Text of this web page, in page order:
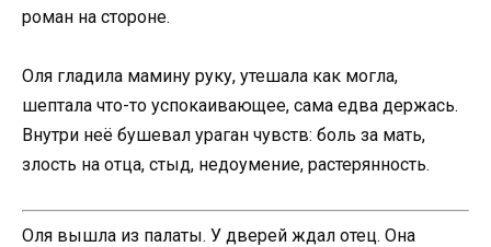
роман на стороне.
Оля гладила мамину руку, утешала как могла,
шептала что-то успокаивающее, сама едва держась.
Внутри неё бушевал ураган чувств: боль за мать,
злость на отца, стыд, недоумение, растерянность.
Оля вышла из палаты. У дверей ждал отец. Она